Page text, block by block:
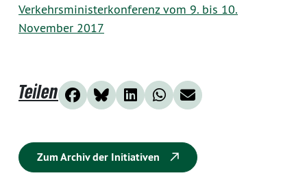
Verkehrsministerkonferenz vom 9. bis 10.
November 2017
Teilen
Zum Archiv der Initiativen